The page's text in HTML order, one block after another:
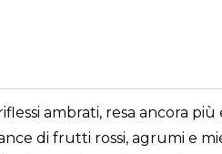
ambrati, resa ancora
di frutti rossi, agrumi e